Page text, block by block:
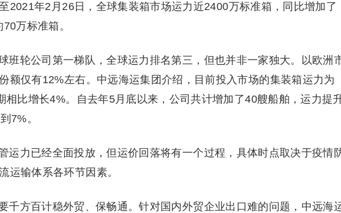
2021年2月26日，全球集装箱市场运力近2400万标准箱，同比增加了
万标准箱。
轮公司第一梯队，全球运力排名第三，但也并非一家独大。以欧洲
额仅有12%左右。中远海运集团介绍，目前投入市场的集装箱运力为
相比增长4%。自去年5月底以来，公司共计增加了40艘船舶，运力提
7%。
力已经全面投放，但运价回落将有一个过程，具体时点取决于疫情
运输体系各环节因素。
方百计稳外贸、保畅通。针对国内外贸企业出口难的问题，中远海